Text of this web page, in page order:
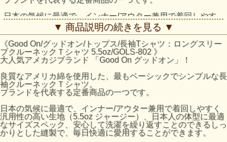
日本の気候に最適で、インナー/アウター兼用で着回しやす
く汎用性の高い生地（5.5oz ジャージー）、日本人の体型に
最適なサイズスペック、安心して洗濯を繰り返すことのでき
るしっかりとした縫製で、毎日快適に愛用することができま
す。
素材には肌に優しく強度にも優れた高品質のアメリカ綿を使
用。製品に負担のかかる独自の後染めに耐えうる丈夫な縫
製。染色後の最も縮んだ状態から着用によって生地が馴染ん
だときにベストなサイズスペックとなるように縮率を計算し
た独自のパターン。
胴体部分を丸胴編みにより筒状に編み上げているため胴周り
には縫い目が無く、見た目も着心地もすっきりと軽やかで、
重ね着の際にもかさ張りません。
メタルグレーはクラシックなUSA Tシャツの上質な風合いと
▼ 商品説明の続きを見る ▼
《Good On/グッドオン/トップス/長袖Tシャツ：ロングスリー
ブクルーネックＴシャツ 5.5oz/GOLS-802 》
大人気アメカジブランド 「Good On グッドオン」！
良質なアメリカ綿を使用した、最もベーシックでシンプルな長
袖クルーネックＴシャツ。
ブランドを代表する定番商品の一つです。
日本の気候に最適で、インナー/アウター兼用で着回しやすく
汎用性の高い生地（5.5oz ジャージー）、日本人の体型に最適
なサイズスペック、安心して洗濯を繰り返すことのできるしっ
かりとした縫製で、毎日快適に愛用することができます。